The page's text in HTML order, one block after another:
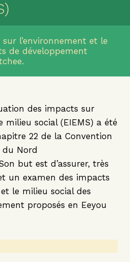
l’environnement et le
de développement
des impacts sur
milieu social (EIEMS) a été
22 de la Convention
Nord
but est d’assurer, très
un examen des impacts
le milieu social des
proposés en Eeyou